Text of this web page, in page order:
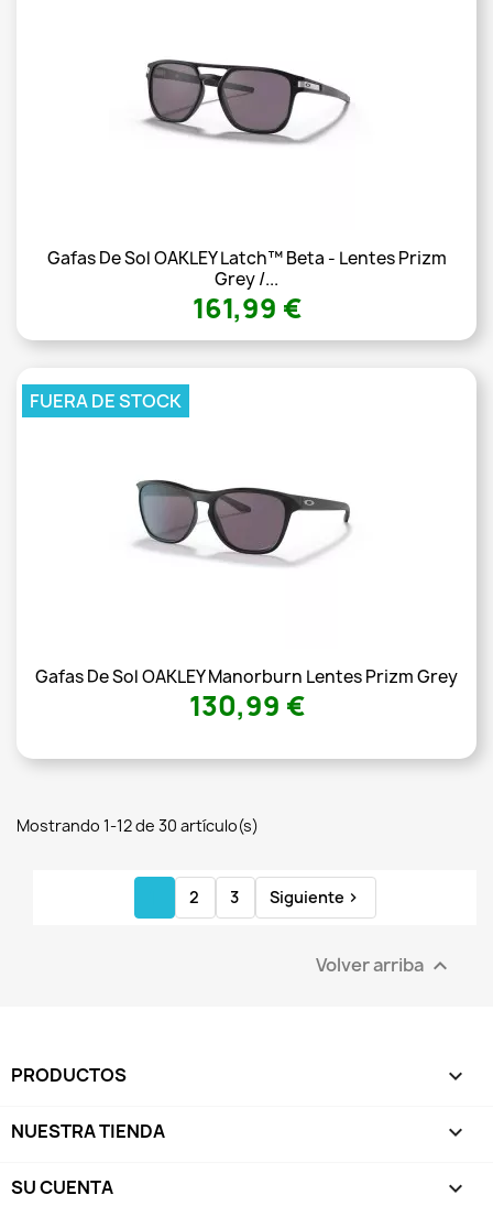
Gafas De Sol OAKLEY Latch™ Beta - Lentes Prizm
Grey /...
161,99 €
Gafas De Sol OAKLEY Manorburn Lentes Prizm Grey
130,99 €
FUERA DE STOCK
Mostrando 1-12 de 30 artículo(s)
2 3 Siguiente 
Volver arriba 
PRODUCTOS 
NUESTRA TIENDA 
SU CUENTA 